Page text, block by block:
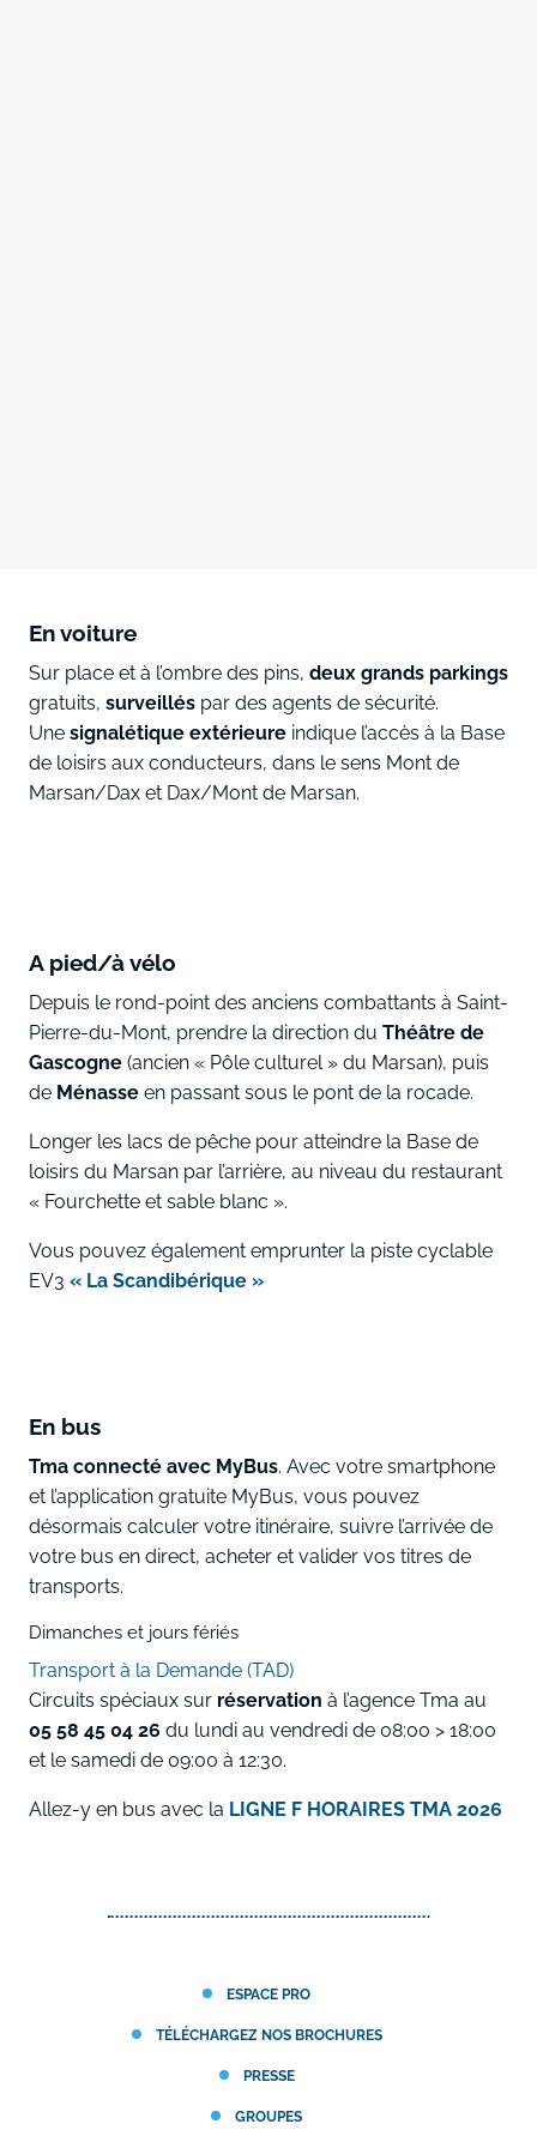
En voiture
Sur place et à l’ombre des pins, deux grands parkings
gratuits, surveillés par des agents de sécurité.
Une signalétique extérieure indique l’accès à la Base
de loisirs aux conducteurs, dans le sens Mont de
Marsan/Dax et Dax/Mont de Marsan.
A pied/à vélo
Depuis le rond-point des anciens combattants à Saint-
Pierre-du-Mont, prendre la direction du Théâtre de
Gascogne (ancien « Pôle culturel » du Marsan), puis
de Ménasse en passant sous le pont de la rocade.
Longer les lacs de pêche pour atteindre la Base de
loisirs du Marsan par l’arrière, au niveau du restaurant
« Fourchette et sable blanc ».
Vous pouvez également emprunter la piste cyclable
EV3 « La Scandibérique »
En bus
Tma connecté avec MyBus. Avec votre smartphone
et l’application gratuite MyBus, vous pouvez
désormais calculer votre itinéraire, suivre l’arrivée de
votre bus en direct, acheter et valider vos titres de
transports.
Dimanches et jours fériés
Transport à la Demande (TAD)
Circuits spéciaux sur réservation à l’agence Tma au
05 58 45 04 26 du lundi au vendredi de 08:00 > 18:00
et le samedi de 09:00 à 12:30.
Allez-y en bus avec la LIGNE F HORAIRES TMA 2026
ESPACE PRO
TÉLÉCHARGEZ NOS BROCHURES
PRESSE
GROUPES